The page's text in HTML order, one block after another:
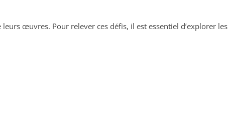
œuvres. Pour relever ces défis, il est essentiel d’explorer les